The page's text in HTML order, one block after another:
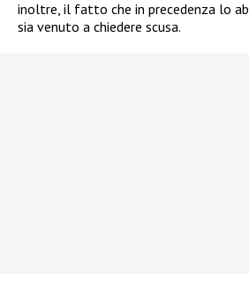
inoltre, il fatto che in precedenza lo
sia venuto a chiedere scusa.